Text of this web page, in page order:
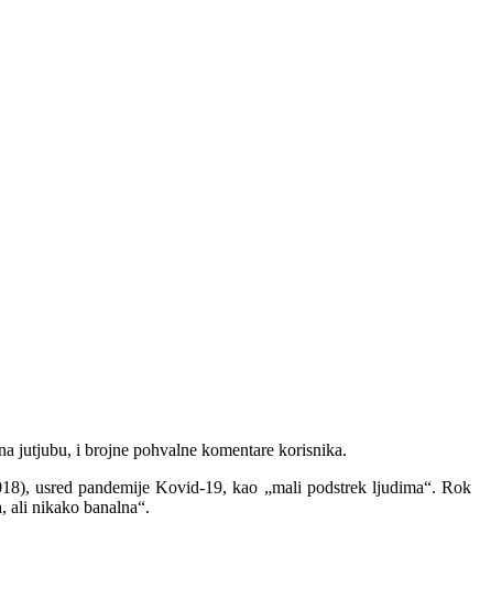
jutjubu, i brojne pohvalne komentare korisnika.
usred pandemije Kovid-19, kao „mali podstrek ljudima“. Rok
ali nikako banalna“.